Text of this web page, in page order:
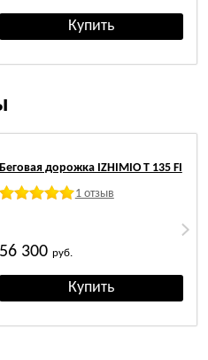
Беговая дорожка IZHIMIO T 135 FI
1 отзыв
56 300 руб.